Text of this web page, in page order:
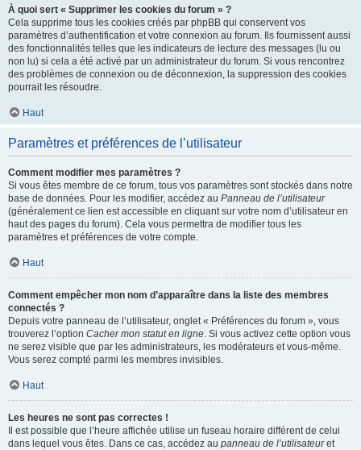
À quoi sert « Supprimer les cookies du forum » ?
Cela supprime tous les cookies créés par phpBB qui conservent vos
paramètres d’authentification et votre connexion au forum. Ils fournissent aussi
des fonctionnalités telles que les indicateurs de lecture des messages (lu ou
non lu) si cela a été activé par un administrateur du forum. Si vous rencontrez
des problèmes de connexion ou de déconnexion, la suppression des cookies
pourrait les résoudre.
Haut
Paramètres et préférences de l’utilisateur
Comment modifier mes paramètres ?
Si vous êtes membre de ce forum, tous vos paramètres sont stockés dans notre
base de données. Pour les modifier, accédez au Panneau de l’utilisateur
(généralement ce lien est accessible en cliquant sur votre nom d’utilisateur en
haut des pages du forum). Cela vous permettra de modifier tous les
paramètres et préférences de votre compte.
Haut
Comment empêcher mon nom d’apparaître dans la liste des membres
connectés ?
Depuis votre panneau de l’utilisateur, onglet « Préférences du forum », vous
trouverez l’option Cacher mon statut en ligne. Si vous activez cette option vous
ne serez visible que par les administrateurs, les modérateurs et vous-même.
Vous serez compté parmi les membres invisibles.
Haut
Les heures ne sont pas correctes !
Il est possible que l’heure affichée utilise un fuseau horaire différent de celui
dans lequel vous êtes. Dans ce cas, accédez au panneau de l’utilisateuret